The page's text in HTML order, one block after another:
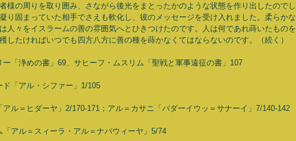
様の周りを取り囲み、さながら後光をまとったかのような状態を作り出したのでし
り固まっていた相手でさえも軟化し、彼のメッセージを受け入れました。柔らかな
人々をイスラームの善の雰囲気へとひきつけたのです。人は何であれ蒔いたものを
したければいつでも四方八方に善の種を蒔かなくてはならないのです。（続く）
ー「浄めの書」69、サヒーフ・ムスリム「聖戦と軍事遠征の書」107
「アル・シファー」1/105
ル＝ヒダーヤ」2/170-171；アル＝カサニ「バダーイウッ＝サナーイ」7/140-142
「アル＝スィーラ・アル＝ナバウィーヤ」5/74